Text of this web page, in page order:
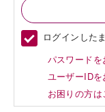
ログインした
パスワードを
ユーザーID
お困りの方は